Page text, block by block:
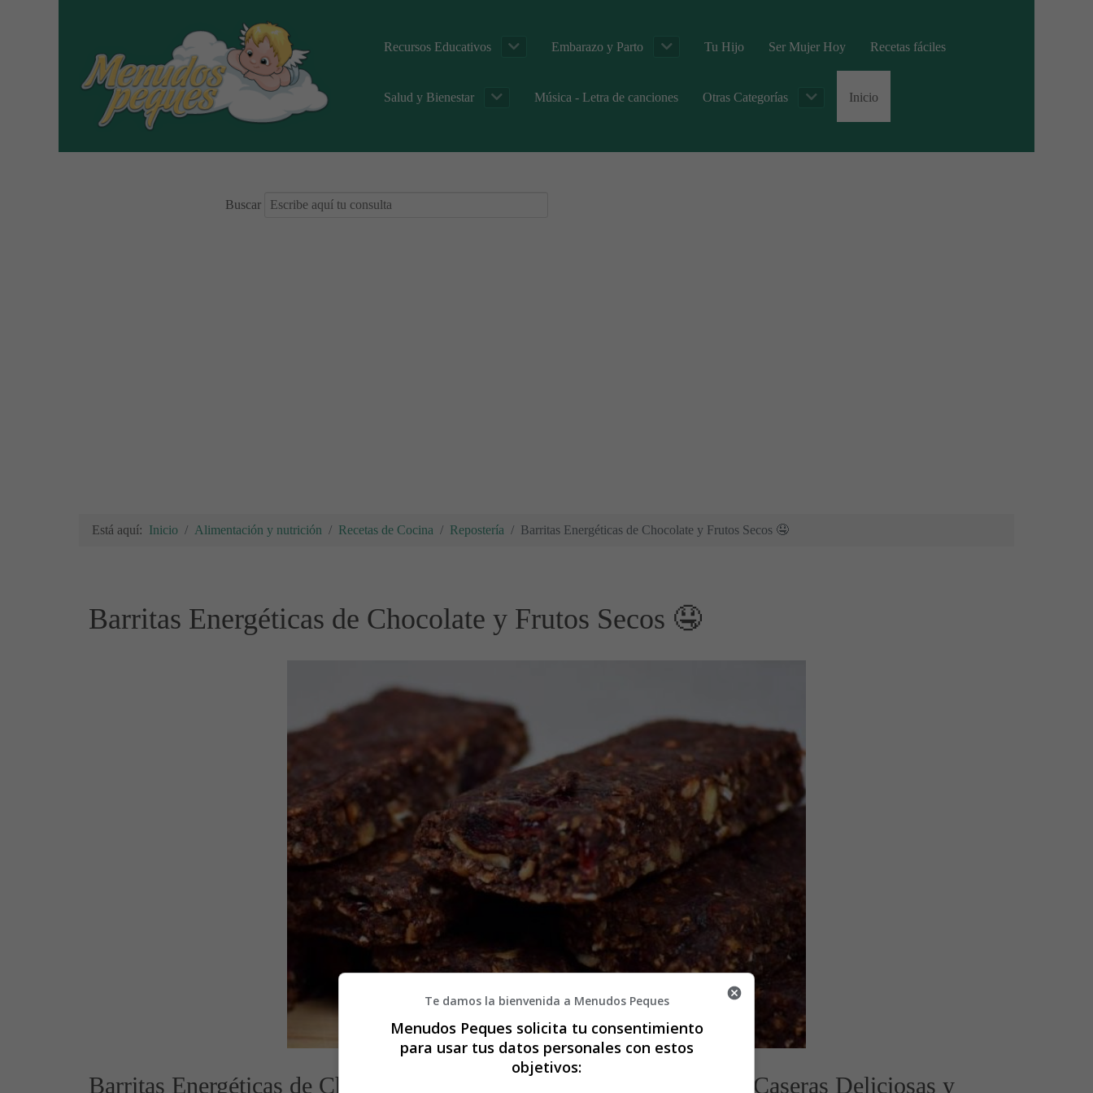
Recursos Educativos Embarazo y Parto Tu Hijo Ser Mujer Hoy Recetas fáciles
Salud y Bienestar Música - Letra de canciones Otras Categorías Inicio
Buscar
Está aquí: Inicio Alimentación y nutrición Recetas de Cocina Repostería Barritas Energéticas de Chocolate y Frutos Secos 🤤
Barritas Energéticas de Chocolate y Frutos Secos 🤤
Barritas Energéticas de Chocolate, Anacardos y Avellanas: ¡Recetas Caseras Deliciosas y
Te damos la bienvenida a Menudos Peques
Menudos Peques solicita tu consentimiento
para usar tus datos personales con estos
objetivos: